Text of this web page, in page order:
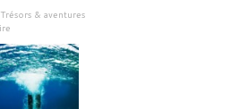
Trésors & aventures